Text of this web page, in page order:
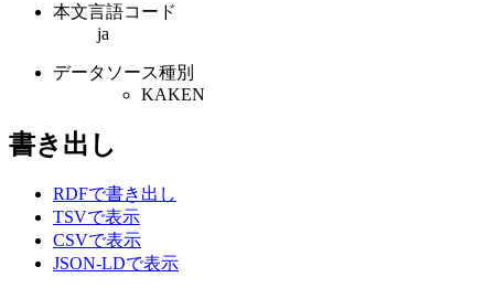
本文言語コード
ja
データソース種別
KAKEN
書き出し
RDFで書き出し
TSVで表示
CSVで表示
JSON-LDで表示